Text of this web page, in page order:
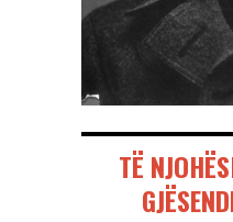
TË